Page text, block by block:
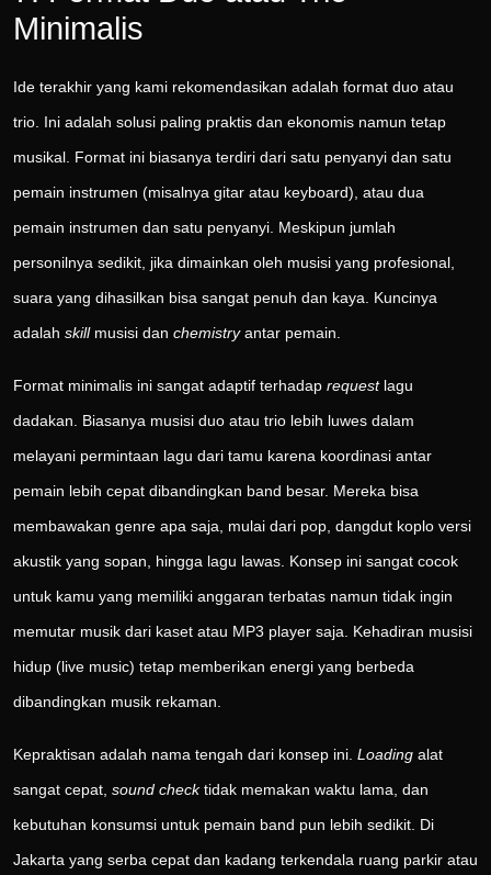
Minimalis
Ide terakhir yang kami rekomendasikan adalah format duo atau
trio. Ini adalah solusi paling praktis dan ekonomis namun tetap
musikal. Format ini biasanya terdiri dari satu penyanyi dan satu
pemain instrumen (misalnya gitar atau keyboard), atau dua
pemain instrumen dan satu penyanyi. Meskipun jumlah
personilnya sedikit, jika dimainkan oleh musisi yang profesional,
suara yang dihasilkan bisa sangat penuh dan kaya. Kuncinya
adalah skillmusisi dan chemistryantar pemain.
Format minimalis ini sangat adaptif terhadap requestlagu
dadakan. Biasanya musisi duo atau trio lebih luwes dalam
melayani permintaan lagu dari tamu karena koordinasi antar
pemain lebih cepat dibandingkan band besar. Mereka bisa
membawakan genre apa saja, mulai dari pop, dangdut koplo versi
akustik yang sopan, hingga lagu lawas. Konsep ini sangat cocok
untuk kamu yang memiliki anggaran terbatas namun tidak ingin
memutar musik dari kaset atau MP3 player saja. Kehadiran musisi
hidup (live music) tetap memberikan energi yang berbeda
dibandingkan musik rekaman.
Kepraktisan adalah nama tengah dari konsep ini. Loading alat
sangat cepat, sound checktidak memakan waktu lama, dan
kebutuhan konsumsi untuk pemain band pun lebih sedikit. Di
Jakarta yang serba cepat dan kadang terkendala ruang parkir atau